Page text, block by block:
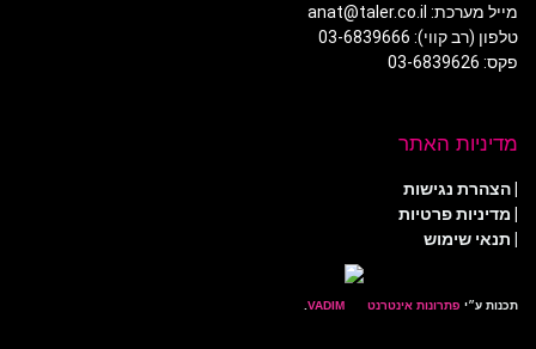
מייל מערכת: anat@taler.co.il
טלפון (רב קווי): 03-6839666
פקס: 03-6839626
מדיניות האתר
|הצהרת נגישות
| מדיניות פרטיות
| תנאי שימוש
תכנות ע״י פתרונות אינטרנט